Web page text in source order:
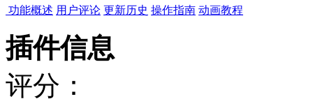
功能概述 用户评论 更新历史 操作指南 动画教程
插件信息
评分：